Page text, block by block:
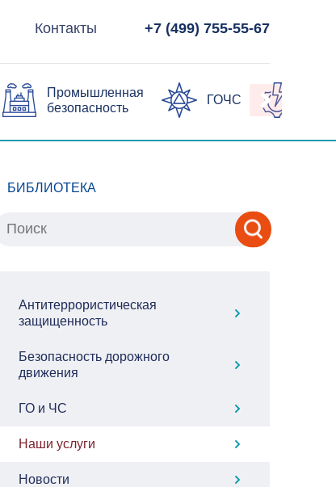
Контакты +7 (499) 755-55-67
Промышленная
безопасность
ГОЧС
БИБЛИОТЕКА
Антитеррористическая
защищенность
Безопасность дорожного
движения
ГО и ЧС
Наши услуги
Новости